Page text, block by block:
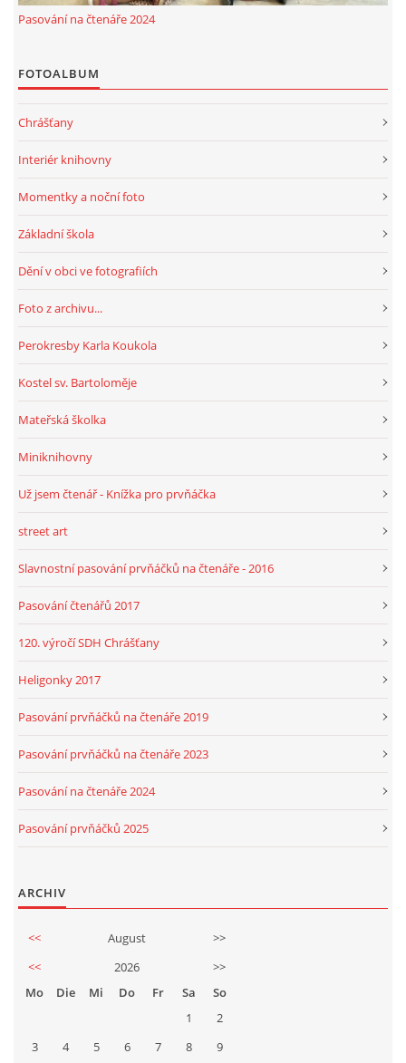
Pasování na čtenáře 2024
FOTOALBUM
Chrášťany
Interiér knihovny
Momentky a noční foto
Základní škola
Dění v obci ve fotografiích
Foto z archivu...
Perokresby Karla Koukola
Kostel sv. Bartoloměje
Mateřská školka
Miniknihovny
Už jsem čtenář - Knížka pro prvňáčka
street art
Slavnostní pasování prvňáčků na čtenáře - 2016
Pasování čtenářů 2017
120. výročí SDH Chrášťany
Heligonky 2017
Pasování prvňáčků na čtenáře 2019
Pasování prvňáčků na čtenáře 2023
Pasování na čtenáře 2024
Pasování prvňáčků 2025
ARCHIV
<< August
>>
<<
2026
>>
Mo
Die Mi Do Fr Sa
So
1
2
3
4 5 6 7 8 9